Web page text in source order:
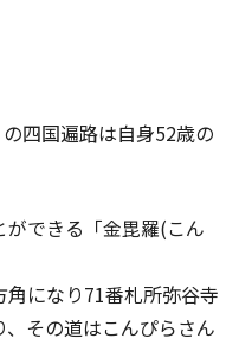
四国遍路は自身52歳の
できる「金毘羅(こん
になり71番札所弥谷寺
その道はこんぴらさん